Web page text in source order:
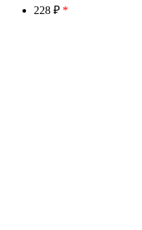
228 ₽ *